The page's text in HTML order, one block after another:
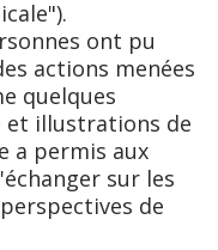
ont pu
actions menées
quelques
et illustrations de
a permis aux
sur les
de